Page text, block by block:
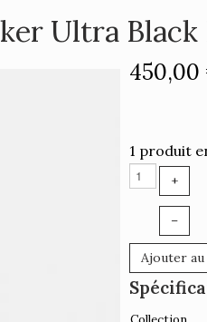
Ultra Black
450,00
1 produit
+
–
Ajouter